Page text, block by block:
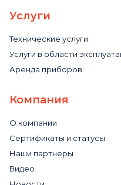
Услуги
Технические услуги
Услуги в области
Аренда приборов
Компания
О компании
Сертификаты и статусы
Наши партнеры
Видео